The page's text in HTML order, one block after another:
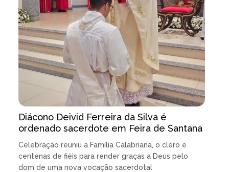
Diácono Deivid Ferreira da Silva é
ordenado sacerdote em Feira de Santana
Celebração reuniu a Família Calabriana, o clero e
centenas de fiéis para render graças a Deus pelo
dom de uma nova vocação sacerdotal